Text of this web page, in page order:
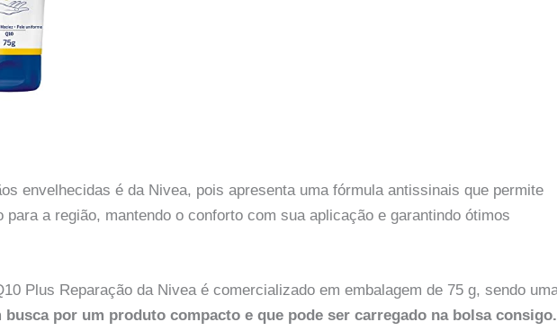
envelhecidas é da Nivea, pois apresenta uma fórmula antissinais que permite
para a região, mantendo o conforto com sua aplicação e garantindo ótimos
Plus Reparação da Nivea é comercializado em embalagem de 75 g, sendo
busca por um produto compacto e que pode ser carregado na bolsa consigo.